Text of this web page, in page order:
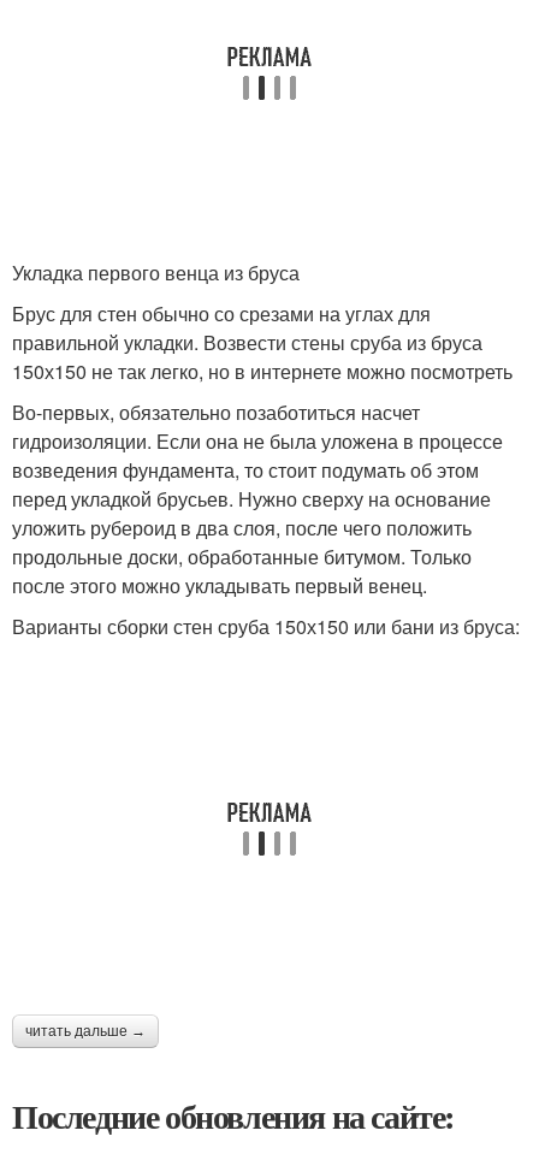
Укладка первого венца из бруса
Брус для стен обычно со срезами на углах для
правильной укладки. Возвести стены сруба из бруса
150х150 не так легко, но в интернете можно посмотреть
Во-первых, обязательно позаботиться насчет
гидроизоляции. Если она не была уложена в процессе
возведения фундамента, то стоит подумать об этом
перед укладкой брусьев. Нужно сверху на основание
уложить рубероид в два слоя, после чего положить
продольные доски, обработанные битумом. Только
после этого можно укладывать первый венец.
Варианты сборки стен сруба 150х150 или бани из бруса:
читать дальше →
Последние обновления на сайте: